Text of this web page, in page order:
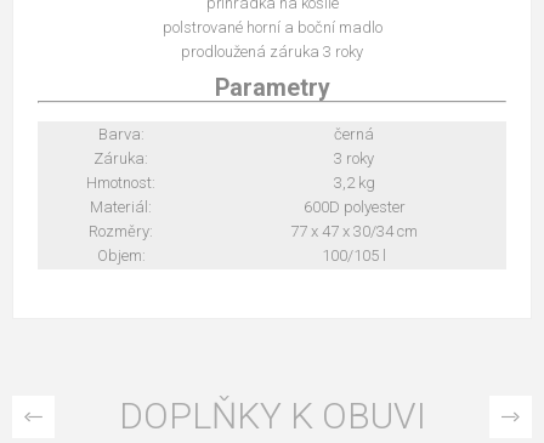
polstrované horní a boční madlo
prodloužená záruka 3 roky
Parametry
Barva:
černá
Záruka:
3 roky
Hmotnost:
3,2 kg
Materiál:
600D polyester
Rozměry:
77 x 47 x 30/34 cm
Objem:
100/105 l
DOPLŇKY K OBUVI